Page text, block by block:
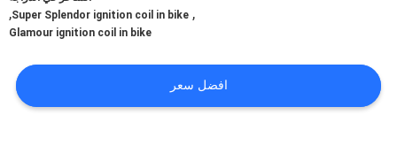
الموقع
سياسة
,
Super Splendor ignition coil in bike
,
Glamour ignition coil in bike
افضل سعر